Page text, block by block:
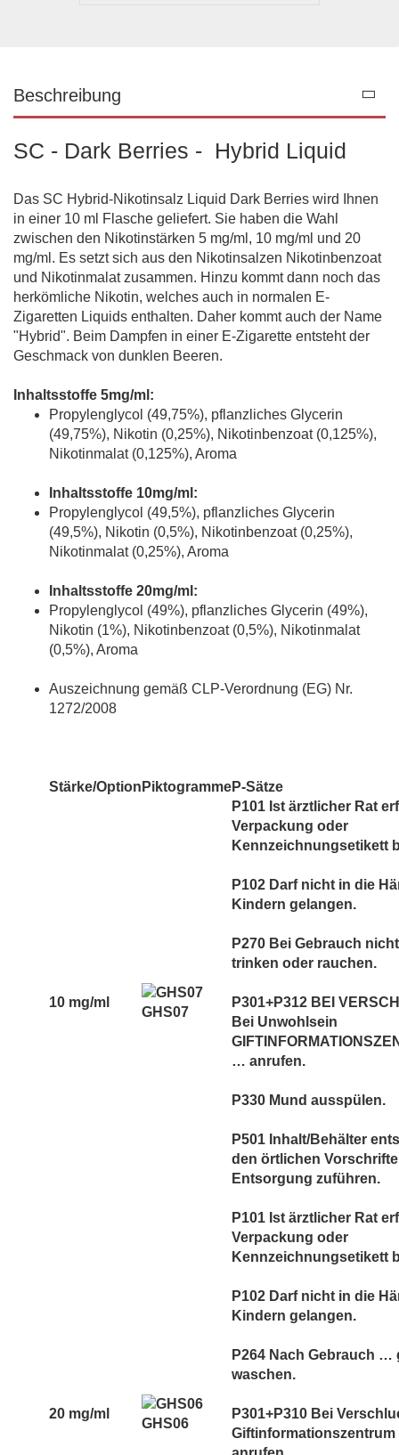
Beschreibung
SC - Dark Berries - Hybrid Liquid
Das SC Hybrid-Nikotinsalz Liquid Dark Berries wird Ihnen
in einer 10 ml Flasche geliefert. Sie haben die Wahl
zwischen den Nikotinstärken 5 mg/ml, 10 mg/ml und 20
mg/ml. Es setzt sich aus den Nikotinsalzen Nikotinbenzoat
und Nikotinmalat zusammen. Hinzu kommt dann noch das
herkömliche Nikotin, welches auch in normalen E-
Zigaretten Liquids enthalten. Daher kommt auch der Name
"Hybrid". Beim Dampfen in einer E-Zigarette entsteht der
Geschmack von dunklen Beeren.
Inhaltsstoffe 5mg/ml:
Propylenglycol (49,75%), pflanzliches Glycerin
(49,75%), Nikotin (0,25%), Nikotinbenzoat (0,125%),
Nikotinmalat (0,125%), Aroma
Inhaltsstoffe 10mg/ml:
Propylenglycol (49,5%), pflanzliches Glycerin
(49,5%), Nikotin (0,5%), Nikotinbenzoat (0,25%),
Nikotinmalat (0,25%), Aroma
Inhaltsstoffe 20mg/ml:
Propylenglycol (49%), pflanzliches Glycerin (49%),
Nikotin (1%), Nikotinbenzoat (0,5%), Nikotinmalat
(0,5%), Aroma
Auszeichnung gemäß CLP-Verordnung (EG) Nr.
1272/2008
Stärke/Option PiktogrammeP-Sätze
10 mg/ml
GHS07
P101 Ist ärztlicher Rat
Verpackung oder
Kennzeichnungsetikett
P102 Darf nicht in die
Kindern gelangen.
P270 Bei Gebrauch
trinken oder rauchen.
P301+P312 BEI
Bei Unwohlsein
… anrufen.
P330 Mund ausspülen.
P501 Inhalt/Behälter
den örtlichen
Entsorgung zuführen.
20 mg/ml
GHS06
P101 Ist ärztlicher Rat
Verpackung oder
Kennzeichnungsetikett
P102 Darf nicht in die
Kindern gelangen.
P264 Nach Gebrauch …
waschen.
P301+P310 Bei
Giftinformationszentrum